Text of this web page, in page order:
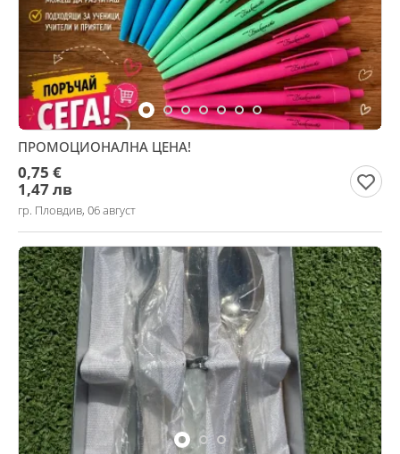
ПРОМОЦИОНАЛНА ЦЕНА!
0,75 €
1,47 лв
гр. Пловдив, 06 август